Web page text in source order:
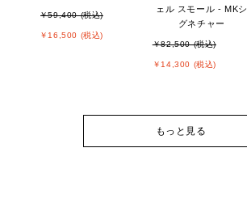
￥59,400 (税込)
￥16,500 (税込)
ェル スモール - MKシ
グネチャー
￥82,500 (税込)
￥14,300 (税込)
もっと見る